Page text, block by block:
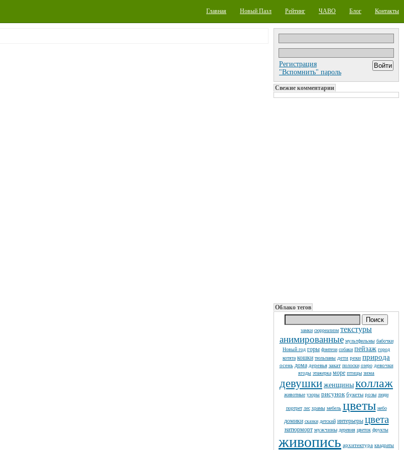
Главная Новый Пазл Рейтинг ЧАВО Блог Контакты
Регистрация
"Вспомнить" пароль
Свежие комментарии
Облако тегов
замки сюрреализм текстуры
анимированные мультфильмы бабочки
Новый год горы фэнтези собаки пейзаж город
котята кошки тюльпаны дети реки природа
осень дома деревья закат полоски озеро девочки
ягоды этажерка море птицы зима
девушки женщины коллаж
животные узоры рисунок букеты розы люди
портрет лес храмы мебель цветы небо
домики сказки детский интерьеры цвета
натюрморт мужчины деревня цветок фрукты
живопись архитектура квадраты